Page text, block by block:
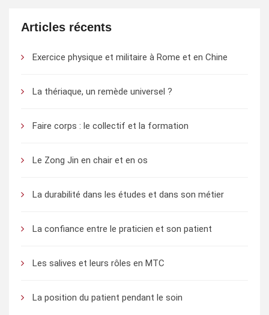
Articles récents
Exercice physique et militaire à Rome et en Chine
La thériaque, un remède universel ?
Faire corps : le collectif et la formation
Le Zong Jin en chair et en os
La durabilité dans les études et dans son métier
La confiance entre le praticien et son patient
Les salives et leurs rôles en MTC
La position du patient pendant le soin